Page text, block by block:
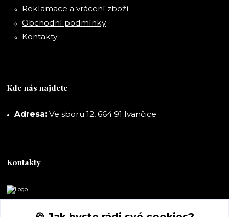
Reklamace a vrácení zboží
Obchodní podmínky
Kontakty
Kde nás najdete
Adresa: Ve sboru 12, 664 91 Ivančice
Kontakty